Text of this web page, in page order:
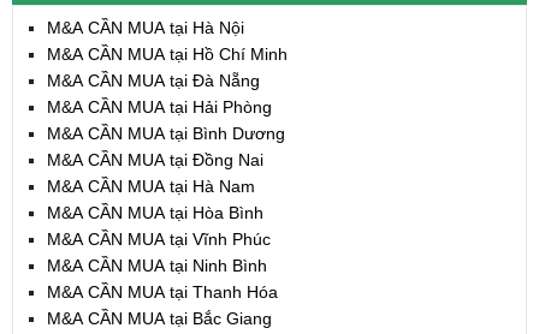
M&A CẦN MUA tại Hà Nội
M&A CẦN MUA tại Hồ Chí Minh
M&A CẦN MUA tại Đà Nẵng
M&A CẦN MUA tại Hải Phòng
M&A CẦN MUA tại Bình Dương
M&A CẦN MUA tại Đồng Nai
M&A CẦN MUA tại Hà Nam
M&A CẦN MUA tại Hòa Bình
M&A CẦN MUA tại Vĩnh Phúc
M&A CẦN MUA tại Ninh Bình
M&A CẦN MUA tại Thanh Hóa
M&A CẦN MUA tại Bắc Giang